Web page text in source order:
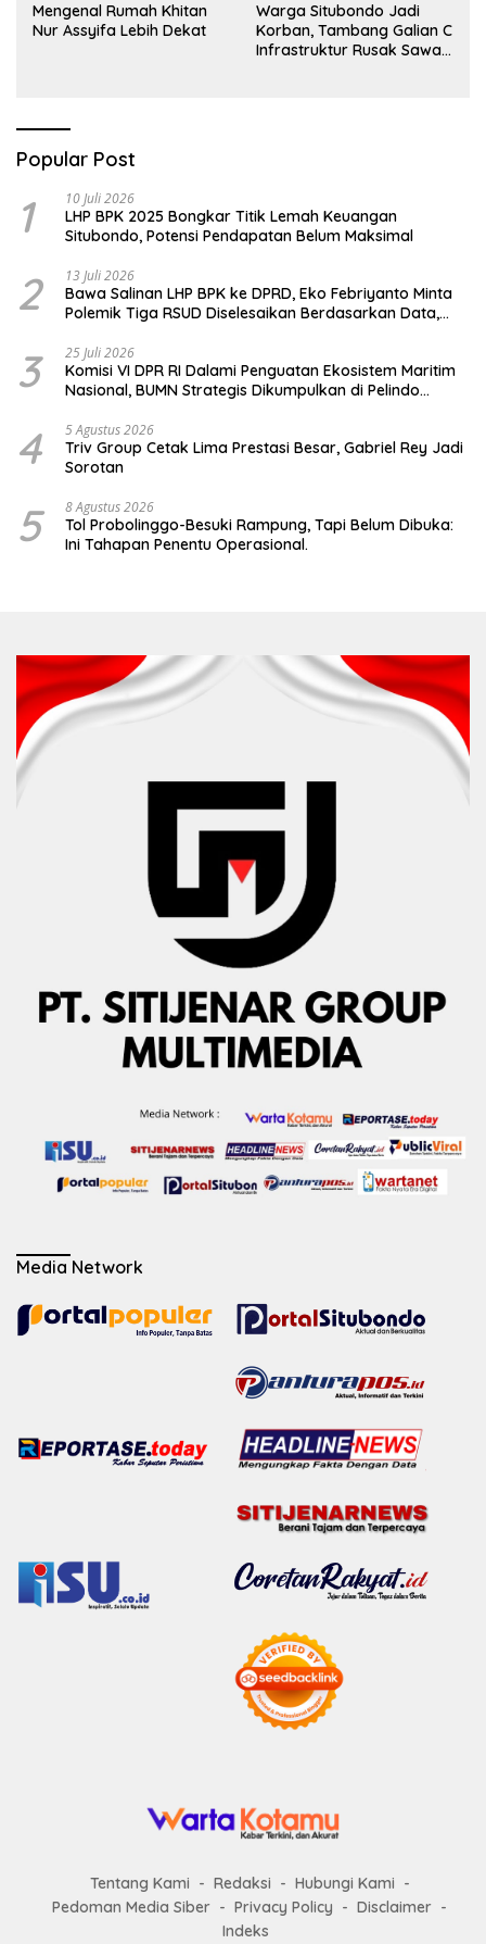
Mengenal Rumah Khitan
Nur Assyifa Lebih Dekat
Warga Situbondo Jadi
Korban, Tambang Galian C
Infrastruktur Rusak Sawah
Popular Post
1 10 Juli 2026
LHP BPK 2025 Bongkar Titik Lemah Keuangan
Situbondo, Potensi Pendapatan Belum Maksimal
2 13 Juli 2026
Bawa Salinan LHP BPK ke DPRD, Eko Febriyanto Minta
Polemik Tiga RSUD Diselesaikan Berdasarkan Data,
3 25 Juli 2026
Komisi VI DPR RI Dalami Penguatan Ekosistem Maritim
Nasional, BUMN Strategis Dikumpulkan di Pelindo
4 5 Agustus 2026
Triv Group Cetak Lima Prestasi Besar, Gabriel Rey Jadi
Sorotan
5 8 Agustus 2026
Tol Probolinggo-Besuki Rampung, Tapi Belum Dibuka:
Ini Tahapan Penentu Operasional.
Media Network
Tentang Kami Redaksi
Hubungi Kami
Pedoman Media Siber
Privacy Policy
Disclaimer
Indeks